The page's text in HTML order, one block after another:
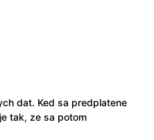
dat. Ked sa predplatene
tak, ze sa potom